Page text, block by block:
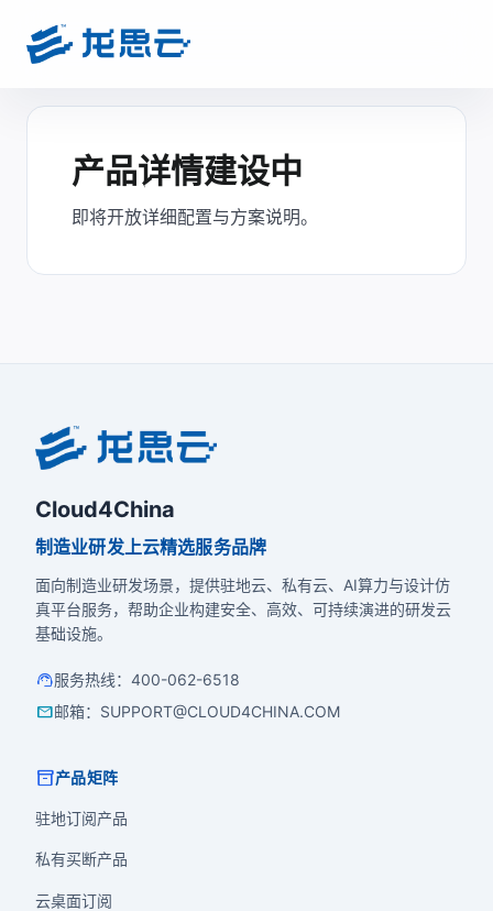
产品详情建设中
即将开放详细配置与方案说明。
Cloud4China
制造业研发上云精选服务品牌
面向制造业研发场景，提供驻地云、私有云、AI算力与设计仿
真平台服务，帮助企业构建安全、高效、可持续演进的研发云
基础设施。
support_agent服务热线： 400-062-6518
mail邮箱： SUPPORT@CLOUD4CHINA.COM
inventory_2产品矩阵
驻地订阅产品
私有买断产品
云桌面订阅